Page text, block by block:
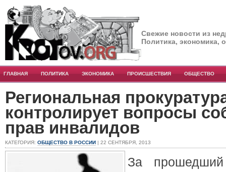
Свежие новости из
Политика, экономика,
ГЛАВНАЯ ПОЛИТИКА ЭКОНОМИКА ПРОИСШЕСТВИЯ ОБЩЕСТВО
Региональная
контролирует вопросы
прав инвалидов
КАТЕГОРИЯ: ОБЩЕСТВО В РОССИИ | 22 СЕНТЯБРЯ, 2013
За